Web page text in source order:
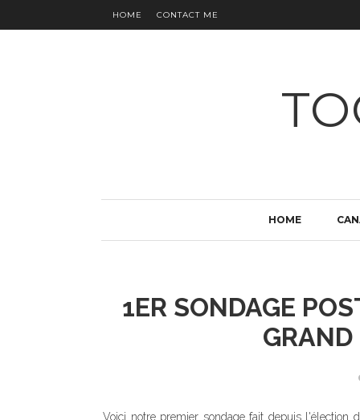
HOME CONTACT ME
HOME
1ER SONDAGE
GRAND
Voici notre premier sondage fait depuis